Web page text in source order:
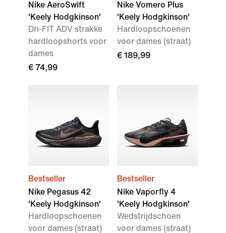
Nike AeroSwift
'Keely Hodgkinson'
Dri-FIT ADV strakke
hardloopshorts voor
dames
€ 74,99
Nike Vomero Plus
'Keely Hodgkinson'
Hardloopschoenen
voor dames (straat)
€ 189,99
Bestseller
Nike Pegasus 42
'Keely Hodgkinson'
Hardloopschoenen
voor dames (straat)
Bestseller
Nike Vaporfly 4
'Keely Hodgkinson'
Wedstrijdschoen
voor dames (straat)